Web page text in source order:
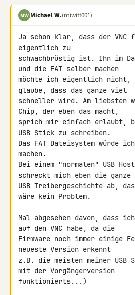
MW Michael W.(miwitt001)
Ja schon klar, dass der VNC
eigentlich zu
schwachbrüstig ist. Ihn im
und die FAT selber machen
möchte ich eigentlich
glaube, dass das ganze viel
schneller wird. Am liebsten
Chip, der eben das macht,
sprich mir einfach erlaubt,
USB Stick zu schreiben.
Das FAT Dateisystem würde
machen.
Bei einem "normalen" USB
schreckt mich eben die ganze
USB Treibergeschichte ab,
wäre kein Problem.
Mal abgesehen davon, dass
auf den VNC habe, da die
Firmware noch immer einige
neueste Version erkennt
z.B. die meisten meiner USB
mit der Vorgängerversion
funktionierts...)